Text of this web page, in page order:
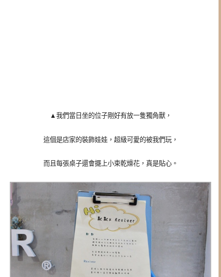
▲ 我們當日坐的位子剛好有放一隻獨角獸，
這個是店家的裝飾娃娃，超級可愛的被我們玩，
而且每張桌子還會擺上小束乾燥花，真是貼心。